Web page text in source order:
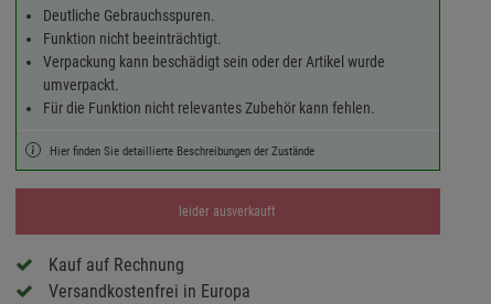
Deutliche Gebrauchsspuren.
Funktion nicht beeinträchtigt.
Verpackung kann beschädigt sein oder der Artikel wurde
umverpackt.
Für die Funktion nicht relevantes Zubehör kann fehlen.
Hier finden Sie detaillierte Beschreibungen der Zustände
leider ausverkauft
Kauf auf Rechnung
Versandkostenfrei in Europa